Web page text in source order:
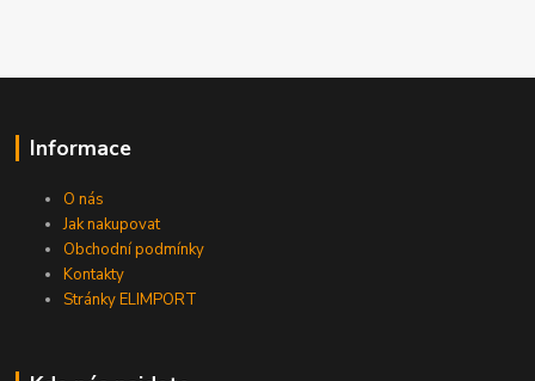
Informace
O nás
Jak nakupovat
Obchodní podmínky
Kontakty
Stránky ELIMPORT